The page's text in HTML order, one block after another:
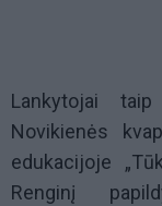
Lankytojai
Novikienės
edukacijoje
Renginį